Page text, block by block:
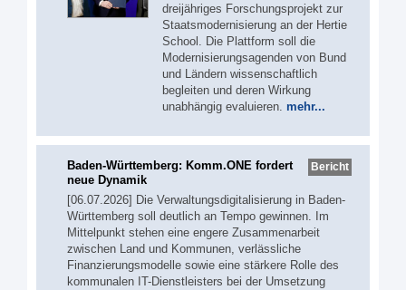
dreijähriges Forschungsprojekt zur
Staatsmodernisierung an der Hertie
School. Die Plattform soll die
Modernisierungsagenden von Bund
und Ländern wissenschaftlich
begleiten und deren Wirkung
unabhängig evaluieren. mehr...
Bericht
Baden-Württemberg: Komm.ONE fordert
neue Dynamik
[06.07.2026] Die Verwaltungsdigitalisierung in Baden-
Württemberg soll deutlich an Tempo gewinnen. Im
Mittelpunkt stehen eine engere Zusammenarbeit
zwischen Land und Kommunen, verlässliche
Finanzierungsmodelle sowie eine stärkere Rolle des
kommunalen IT-Dienstleisters bei der Umsetzung